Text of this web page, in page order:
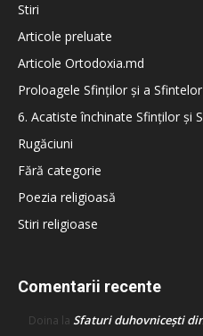
Stiri
Articole preluate
Articole Ortodoxia.md
Proloagele Sfinților și a Sfintelor
6. Acatiste închinate Sfinților și
Rugăciuni
Fără categorie
Poezia religioasă
Stiri religioase
Comentarii recente
Doina la Sfaturi duhovnicești